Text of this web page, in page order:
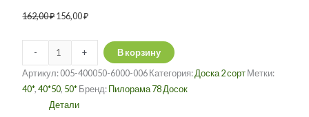
162,00₽156,00₽
- +
В корзину
Артикул:005-400050-6000-006Категория:Доска 2 сортМетки:
40*,40*50, 50*Бренд:Пилорама 78 Досок
Детали